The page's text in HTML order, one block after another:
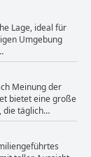
Lage, ideal für
Umgebung
nur 5
mit dem
Boat rental & tours
auch die Insel
von der man eine
Gäste
großen Bussen
Meinung der
bietet eine große
die täglich
denn das
Es gibt
Fleisch sind